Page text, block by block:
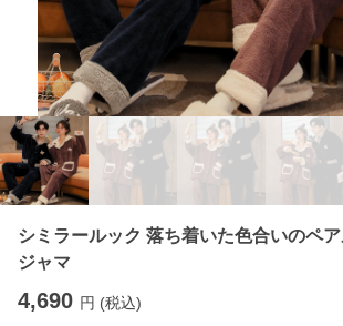
シミラールック 落ち着いた色合いのペ
ジャマ
4,690 円 (税込)